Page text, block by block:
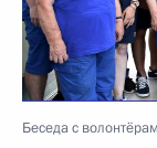
Беседа с